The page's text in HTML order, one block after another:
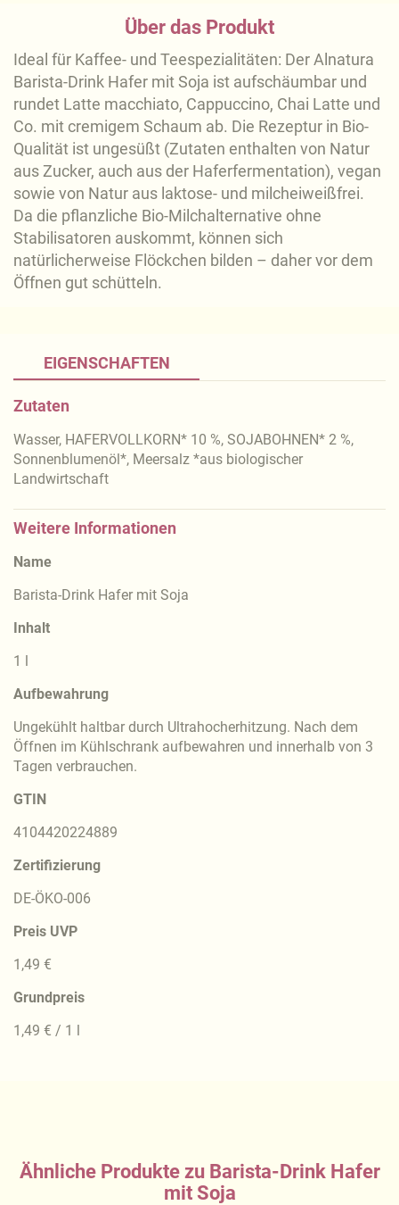
Über das Produkt
Ideal für Kaffee- und Teespezialitäten: Der Alnatura
Barista-Drink Hafer mit Soja ist aufschäumbar und
rundet Latte macchiato, Cappuccino, Chai Latte und
Co. mit cremigem Schaum ab. Die Rezeptur in Bio-
Qualität ist ungesüßt (Zutaten enthalten von Natur
aus Zucker, auch aus der Haferfermentation), vegan
sowie von Natur aus laktose- und milcheiweißfrei.
Da die pflanzliche Bio-Milchalternative ohne
Stabilisatoren auskommt, können sich
natürlicherweise Flöckchen bilden – daher vor dem
Öffnen gut schütteln.
EIGENSCHAFTEN
Zutaten
Wasser, HAFERVOLLKORN* 10 %, SOJABOHNEN* 2 %,
Sonnenblumenöl*, Meersalz *aus biologischer
Landwirtschaft
Weitere Informationen
Name
Barista-Drink Hafer mit Soja
Inhalt
1 l
Aufbewahrung
Ungekühlt haltbar durch Ultrahocherhitzung. Nach dem
Öffnen im Kühlschrank aufbewahren und innerhalb von 3
Tagen verbrauchen.
GTIN
4104420224889
Zertifizierung
DE-ÖKO-006
Preis UVP
1,49 €
Grundpreis
1,49 € / 1 l
Ähnliche Produkte zu Barista-Drink Hafer
mit Soja